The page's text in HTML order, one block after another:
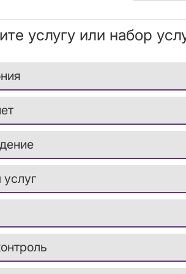
услугу или набор